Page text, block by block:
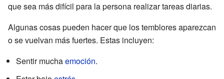
que sea más difícil para la persona realizar tareas diarias.
Algunas cosas pueden hacer que los temblores aparezcan
o se vuelvan más fuertes. Estas incluyen:
Sentir muchaemoción.